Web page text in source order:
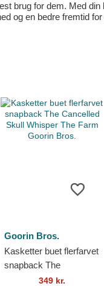
brug for dem. Med
og en bedre fremtid for
Goorin Bros.
Kasketter buet flerfarvet
snapback The
Cancelled Skull Whisper
349 kr.